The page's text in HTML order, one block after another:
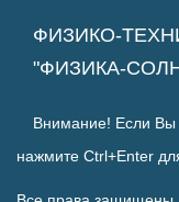
ФИЗИКО-
"ФИЗИКА-
Внимание! Если Вы
нажмите Ctrl+Enter